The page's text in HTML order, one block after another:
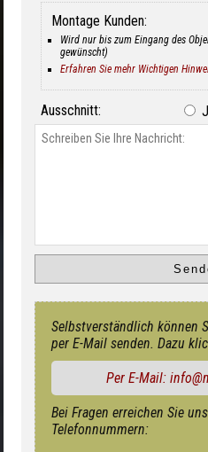
Montage Kunden:
Wird nur bis zum Eingang des
gewünscht)
Erfahren Sie mehr Wichtigen
Ausschnitt:
Selbstverständlich können
per E-Mail senden. Dazu
Per E-Mail:
Bei Fragen erreichen Sie
Telefonnummern: